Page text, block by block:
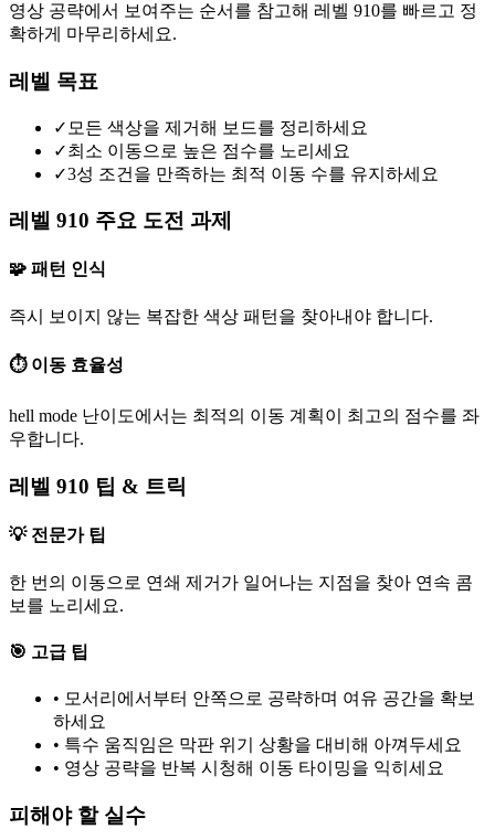
영상 공략에서 보여주는 순서를 참고해 레벨 910를 빠르고 정
확하게 마무리하세요.
레벨 목표
✓ 모든 색상을 제거해 보드를 정리하세요
✓최소 이동으로 높은 점수를 노리세요
✓3성 조건을 만족하는 최적 이동 수를 유지하세요
레벨 910 주요 도전 과제
🧩 패턴 인식
즉시 보이지 않는 복잡한 색상 패턴을 찾아내야 합니다.
⏱️ 이동 효율성
hell mode 난이도에서는 최적의 이동 계획이 최고의 점수를 좌
우합니다.
레벨 910 팁 & 트릭
💡 전문가 팁
한 번의 이동으로 연쇄 제거가 일어나는 지점을 찾아 연속 콤
보를 노리세요.
🎯 고급 팁
• 모서리에서부터 안쪽으로 공략하며 여유 공간을 확보
하세요
• 특수 움직임은 막판 위기 상황을 대비해 아껴두세요
• 영상 공략을 반복 시청해 이동 타이밍을 익히세요
피해야 할 실수